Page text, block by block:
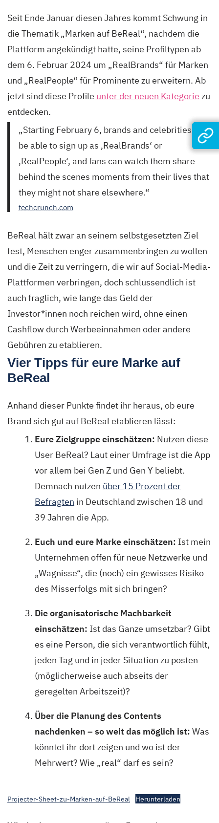
Seit Ende Januar diesen Jahres kommt Schwung in
die Thematik „Marken auf BeReal“, nachdem die
Plattform angekündigt hatte, seine Profiltypen ab
dem 6. Februar 2024 um „RealBrands“ für Marken
und „RealPeople“ für Prominente zu erweitern. Ab
jetzt sind diese Profile unter der neuen Kategorie zu
entdecken.
„Starting February 6, brands and celebrities will
be able to sign up as ‚RealBrands‘ or
‚RealPeople‘, and fans can watch them share
behind the scenes moments from their lives that
they might not share elsewhere.“
techcrunch.com
BeReal hält zwar an seinem selbstgesetzten Ziel
fest, Menschen enger zusammenbringen zu wollen
und die Zeit zu verringern, die wir auf Social-Media-
Plattformen verbringen, doch schlussendlich ist
auch fraglich, wie lange das Geld der
Investor*innen noch reichen wird, ohne einen
Cashflow durch Werbeeinnahmen oder andere
Gebühren zu etablieren.
Vier Tipps für eure Marke auf
BeReal
Anhand dieser Punkte findet ihr heraus, ob eure
Brand sich gut auf BeReal etablieren lässt:
Eure Zielgruppe einschätzen: Nutzen diese
User BeReal? Laut einer Umfrage ist die App
vor allem bei Gen Z und Gen Y beliebt.
Demnach nutzen über 15 Prozent der
Befragten in Deutschland zwischen 18 und
39 Jahren die App.
Euch und eure Marke einschätzen: Ist mein
Unternehmen offen für neue Netzwerke und
„Wagnisse“, die (noch) ein gewisses Risiko
des Misserfolgs mit sich bringen?
Die organisatorische Machbarkeit
einschätzen: Ist das Ganze umsetzbar? Gibt
es eine Person, die sich verantwortlich fühlt,
jeden Tag und in jeder Situation zu posten
(möglicherweise auch abseits der
geregelten Arbeitszeit)?
Über die Planung des Contents
nachdenken – so weit das möglich ist: Was
könntet ihr dort zeigen und wo ist der
Mehrwert? Wie „real“ darf es sein?
Projecter-Sheet-zu-Marken-auf-BeReal Herunterladen